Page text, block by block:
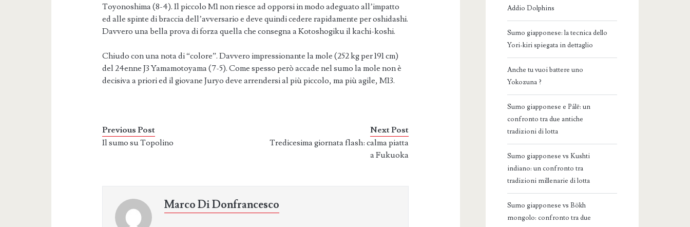
Toyonoshima (8-4). Il piccolo M1 non riesce ad opporsi in modo adeguato all’impatto
ed alle spinte di braccia dell’avversario e deve quindi cedere rapidamente per oshidashi.
Davvero una bella prova di forza quella che consegna a Kotoshogiku il kachi-koshi.
Chiudo con una nota di “colore”. Davvero impressionante la mole (252 kg per 191 cm)
del 24enne J3 Yamamotoyama (7-5). Come spesso però accade nel sumo la mole non è
decisiva a priori ed il giovane Juryo deve arrendersi al più piccolo, ma più agile, M13.
Previous Post
Il sumo su Topolino
Next Post
Tredicesima giornata flash: calma piatta
a Fukuoka
Marco Di Donfrancesco
Addio Dolphins
Sumo giapponese: la tecnica dello
Yori-kiri spiegata in dettaglio
Anche tu vuoi battere uno
Yokozuna ?
Sumo giapponese e Pálē: un
confronto tra due antiche
tradizioni di lotta
Sumo giapponese vs Kushti
indiano: un confronto tra
tradizioni millenarie di lotta
Sumo giapponese vs Bökh
mongolo: confronto tra due